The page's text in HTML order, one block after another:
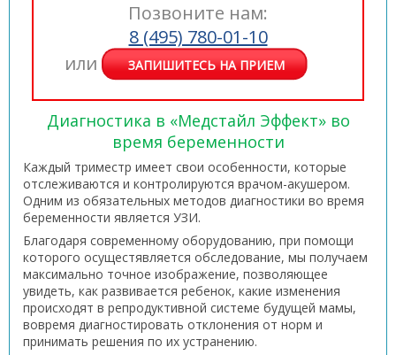
Позвоните нам:
8 (495) 780-01-10
или
ЗАПИШИТЕСЬ НА ПРИЕМ
Диагностика в «Медстайл Эффект» во
время беременности
Каждый триместр имеет свои особенности, которые
отслеживаются и контролируются врачом-акушером.
Одним из обязательных методов диагностики во время
беременности является УЗИ.
Благодаря современному оборудованию, при помощи
которого осущестявляется обследование, мы получаем
максимально точное изображение, позволяющее
увидеть, как развивается ребенок, какие изменения
происходят в репродуктивной системе будущей мамы,
вовремя диагностировать отклонения от норм и
принимать решения по их устранению.